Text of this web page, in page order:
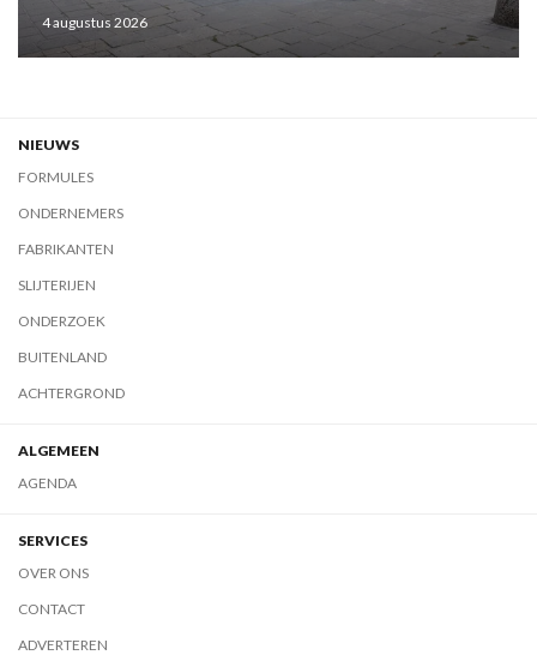
4 augustus 2026
NIEUWS
FORMULES
ONDERNEMERS
FABRIKANTEN
SLIJTERIJEN
ONDERZOEK
BUITENLAND
ACHTERGROND
ALGEMEEN
AGENDA
SERVICES
OVER ONS
CONTACT
ADVERTEREN